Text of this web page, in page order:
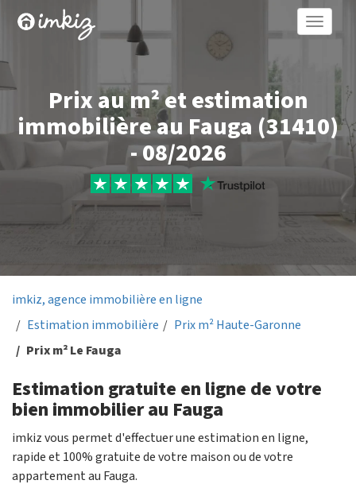
Toggle
Prix au m² et estimation
immobilière au Fauga (31410)
- 08/2026
imkiz, agence immobilière en ligne
Estimation immobilière
Prix m² Haute-Garonne
Prix m² Le Fauga
Estimation gratuite en ligne de votre
bien immobilier au Fauga
imkiz vous permet d'effectuer une estimation en ligne,
rapide et 100% gratuite de votre maison ou de votre
appartement au Fauga.